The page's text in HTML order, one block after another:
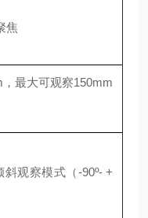
焦
最大可观察150mm
观察模式（-90º- +